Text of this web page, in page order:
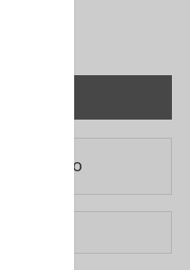
Studio